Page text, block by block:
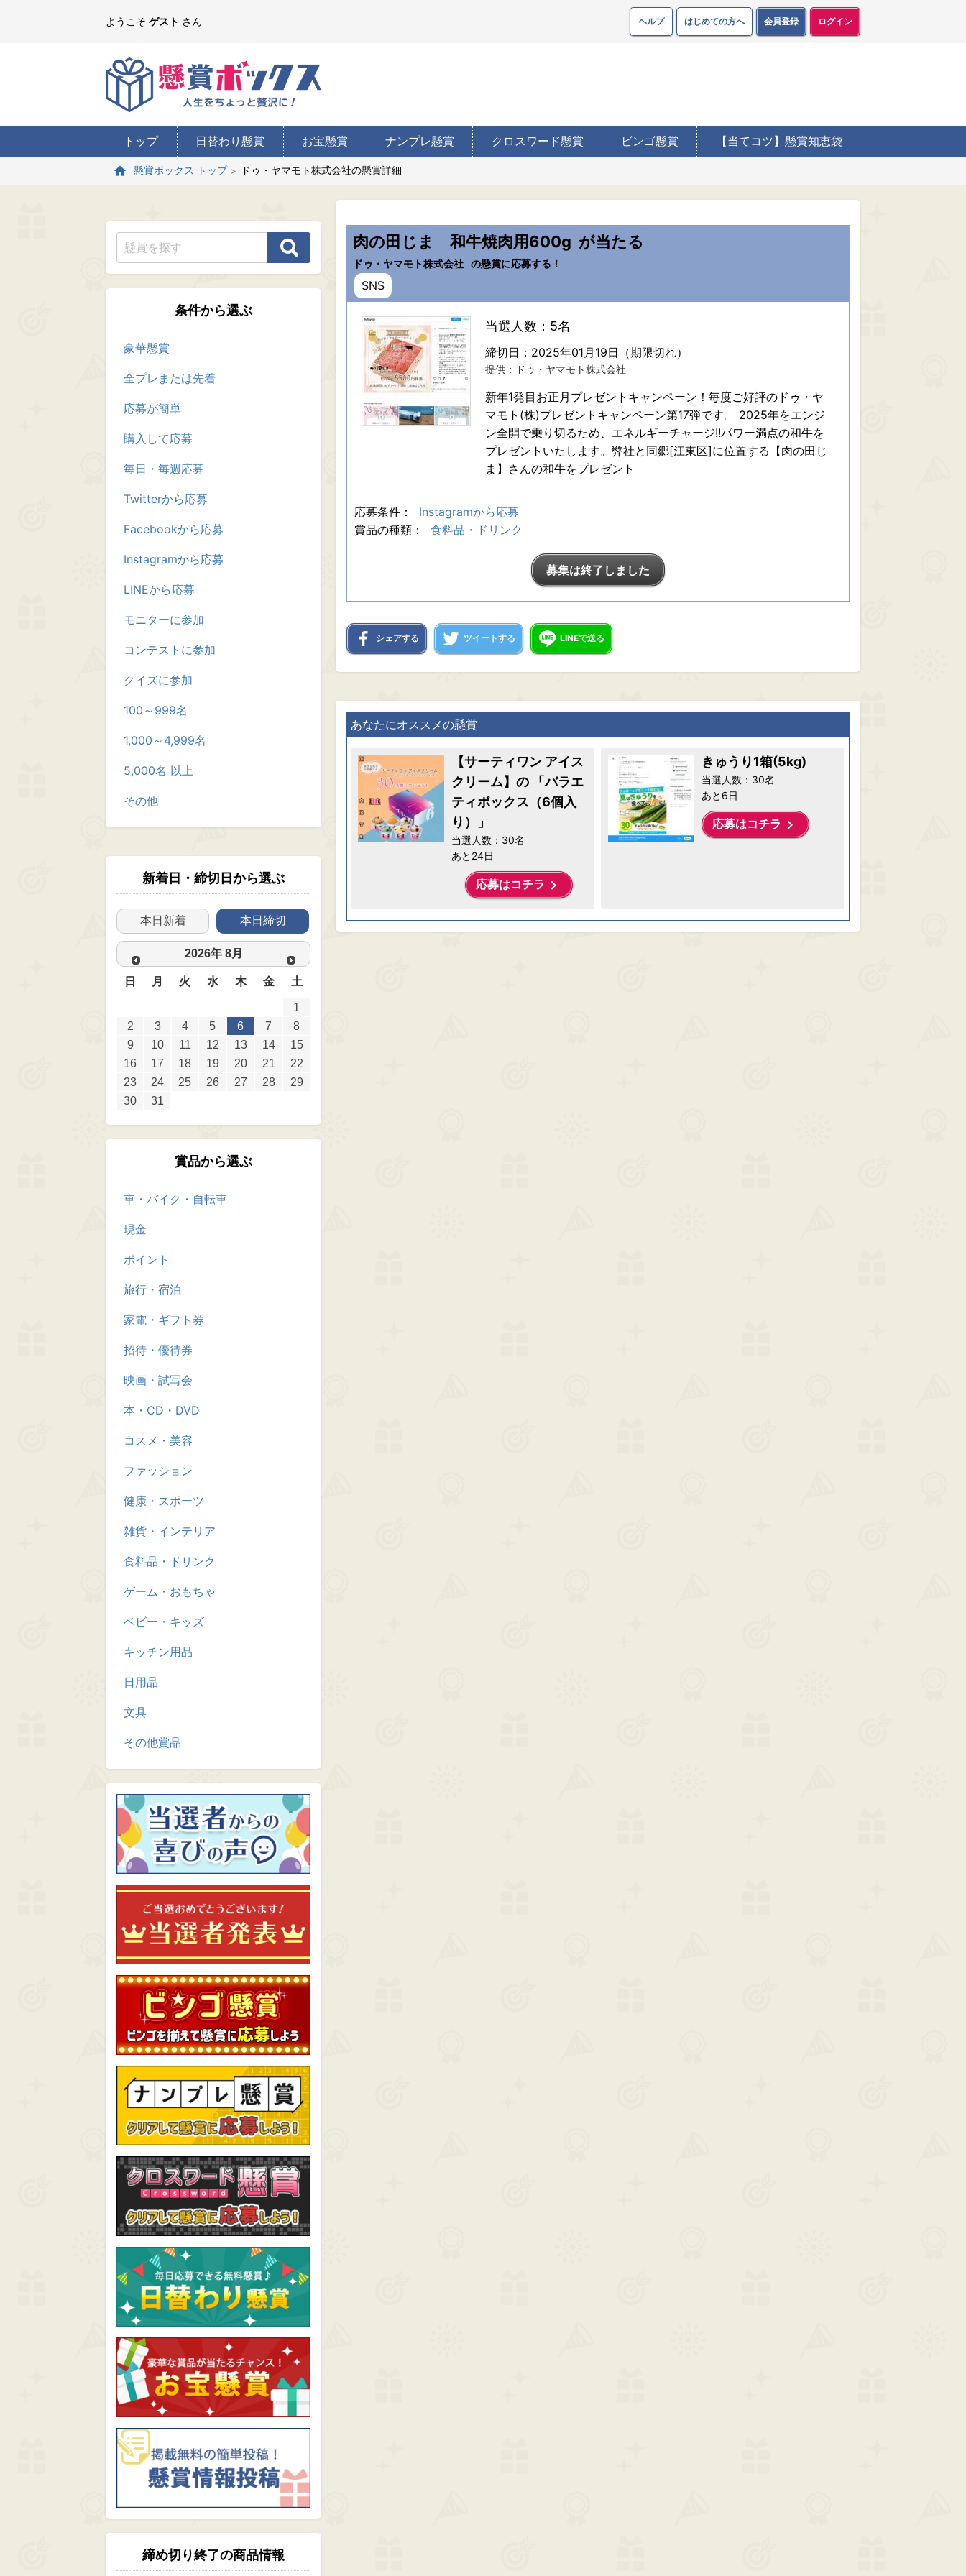
ようこそ ゲスト さん ヘルプ はじめての方へ 会員登録 ログイン
トップ 日替わり懸賞 お宝懸賞 ナンプレ懸賞 クロスワード懸賞 ビンゴ懸賞 【当てコツ】懸賞知恵袋
懸賞ボックス トップ ドゥ・ヤマモト株式会社の懸賞詳細
条件から選ぶ
豪華懸賞
全プレまたは先着
応募が簡単
購入して応募
毎日・毎週応募
Twitterから応募
Facebookから応募
Instagramから応募
LINEから応募
モニターに参加
コンテストに参加
クイズに参加
100～999名
1,000～4,999名
5,000名 以上
その他
新着日・締切日から選ぶ
本日新着 本日締切
2026年 8月
日 月 火 水 木 金 土
1
2
3 4 5 6 7
8
9
10 11 12 13 14
15
16
17 18 19 20 21
22
23
24 25 26 27 28
29
30
31
賞品から選ぶ
車・バイク・自転車
現金
ポイント
旅行・宿泊
家電・ギフト券
招待・優待券
映画・試写会
本・CD・DVD
コスメ・美容
ファッション
健康・スポーツ
雑貨・インテリア
食料品・ドリンク
ゲーム・おもちゃ
ベビー・キッズ
キッチン用品
日用品
文具
その他賞品
締め切り終了の商品情報
肉の田じま 和牛焼肉用600g が当たる
ドゥ・ヤマモト株式会社 の懸賞に応募する！
SNS
当選人数：5名
締切日：2025年01月19日（期限切れ）
提供：ドゥ・ヤマモト株式会社
新年1発目お正月プレゼントキャンペーン！毎度ご好評のドゥ・ヤ
マモト(株)プレゼントキャンペーン第17弾です。 2025年をエンジ
ン全開で乗り切るため、エネルギーチャージ!!パワー満点の和牛を
プレゼントいたします。弊社と同郷[江東区]に位置する【肉の田じ
ま】さんの和牛をプレゼント
応募条件：
Instagramから応募
賞品の種類：
食料品・ドリンク
募集は終了しました
シェアする ツイートする LINEで送る
あなたにオススメの懸賞
【サーティワン アイス
クリーム】の 「バラエ
ティボックス（6個入
り）」
当選人数：30名
あと24日
応募はコチラ keyboard_arrow_right
きゅうり1箱(5kg)
当選人数：30名
あと6日
応募はコチラ keyboard_arrow_right